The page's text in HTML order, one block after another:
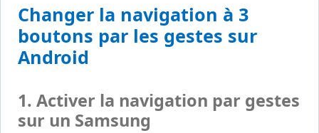
Changer la navigation à 3
boutons par les gestes sur
Android
1. Activer la navigation par gestes
sur un Samsung